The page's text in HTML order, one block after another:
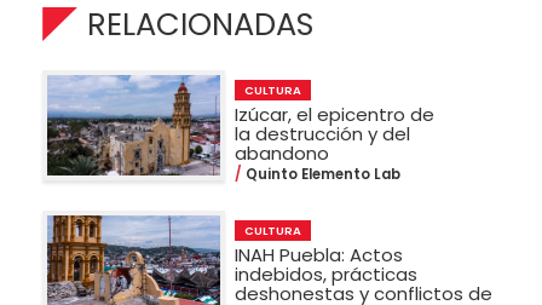
RELACIONADAS
CULTURA
Izúcar, el epicentro de
la destrucción y del
abandono
Quinto Elemento Lab
CULTURA
INAH Puebla: Actos
indebidos, prácticas
deshonestas y conflictos de